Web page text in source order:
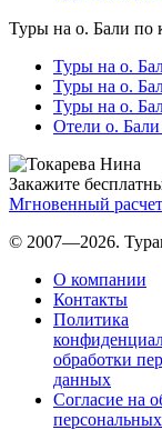
Туры на о. Бали по
Туры на о.
Туры на о.
Туры на о.
Отели о.
Закажите
Мгновенный
© 2007—2026.
О компании
Контакты
Политика
обработки
данных
Согласие на